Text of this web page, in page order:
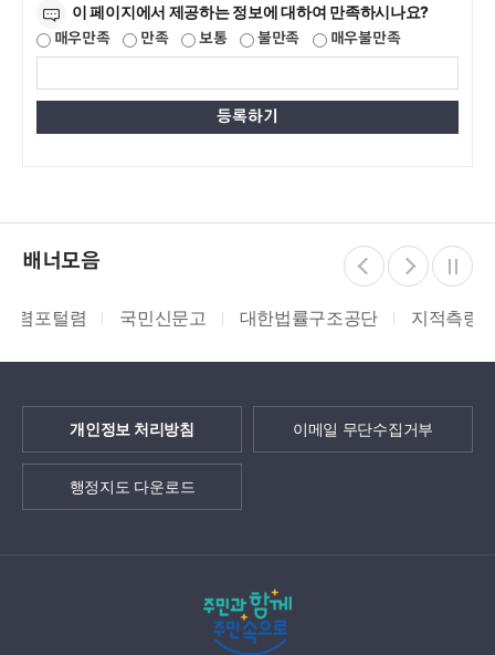
이 페이지에서 제공하는 정보에 대하여 만족하시나요?
매우만족 만족 보통 불만족 매우불만족
배너모음
국민신문고 대한법률구조공단 지적측량바로처리센터
개인정보 처리방침 이메일 무단수집거부
행정지도 다운로드